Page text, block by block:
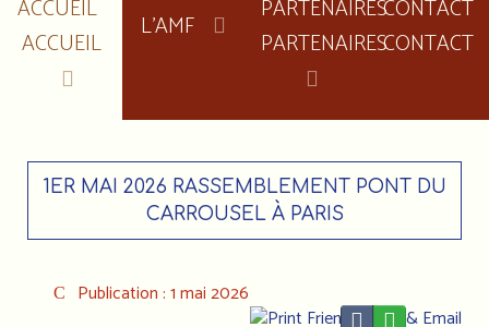
ACCUEIL L'AMF PARTENAIRESCONTACT
1ER MAI 2026 RASSEMBLEMENT PONT DU
CARROUSEL À PARIS
Publication : 1 mai 2026